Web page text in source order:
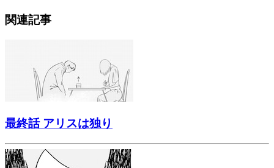
関連記事
最終話 アリスは独り